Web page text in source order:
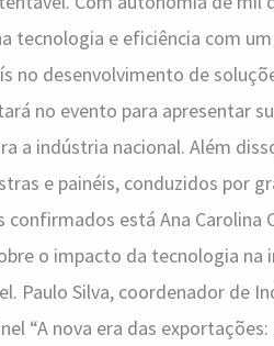
tecnologia e eficiência com
no desenvolvimento de
no evento para apresentar
a indústria nacional. Além
e painéis, conduzidos por
confirmados está Ana
o impacto da tecnologia
Paulo Silva, coordenador de
“A nova era das